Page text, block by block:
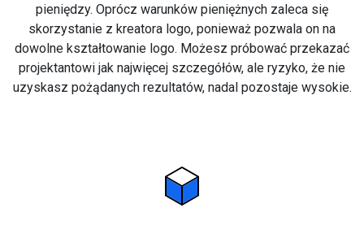
pieniędzy. Oprócz warunków pieniężnych zaleca się
skorzystanie z kreatora logo, ponieważ pozwala on na
dowolne kształtowanie logo. Możesz próbować przekazać
projektantowi jak najwięcej szczegółów, ale ryzyko, że nie
uzyskasz pożądanych rezultatów, nadal pozostaje wysokie.